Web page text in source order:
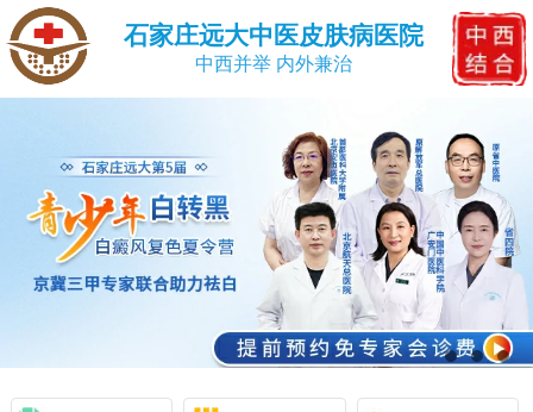
石家庄远大中医皮肤病医院
中西并举 内外兼治